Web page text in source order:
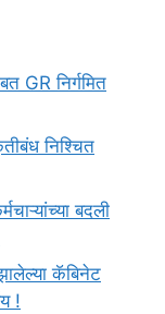
GR निर्गमित
निश्चित
बदली
कॅबिनेट
!